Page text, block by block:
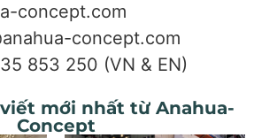
concept.com
concept.com
853 250 (VN & EN)
mới nhất từ Anahua-
Concept